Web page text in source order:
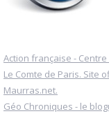
Action française -
Le Comte de Paris. Site
Maurras.net.
Géo Chroniques - le